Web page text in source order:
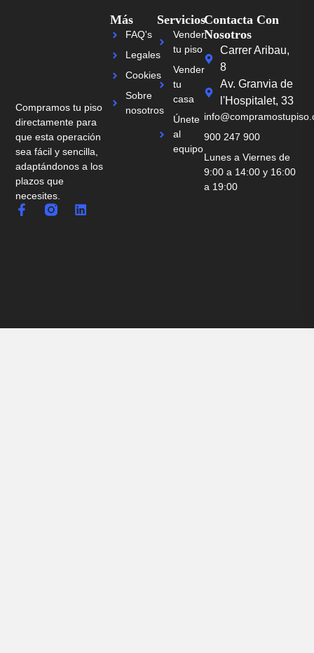
Compramos tu piso
directamente para
que esta operación
sea fácil y sencilla,
adaptándonos a los
plazos que
necesites.
Servicios
Vender
tu piso
Vender
tu
casa
Únete
al
equipo
Más
FAQ's
Legales
Cookies
Sobre
nosotros
Contacta Con
Nosotros
Carrer Aribau,
8
Av. Granvia de
l'Hospitalet, 33
900 247 900
Lunes a Viernes de
9:00 a 14:00 y 16:00
a 19:00